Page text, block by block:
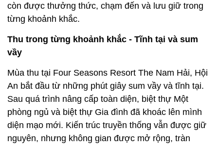
còn được thưởng thức, chạm đến và lưu giữ trong
từng khoảnh khắc.
Thu trong từng khoảnh khắc - Tĩnh tại và sum
vầy
Mùa thu tại Four Seasons Resort The Nam Hải, Hội
An bắt đầu từ những phút giây sum vầy và tĩnh tại.
Sau quá trình nâng cấp toàn diện, biệt thự Một
phòng ngủ và biệt thự Gia đình đã khoác lên mình
diện mạo mới. Kiến trúc truyền thống vẫn được giữ
nguyên, nhưng không gian được mở rộng, tràn